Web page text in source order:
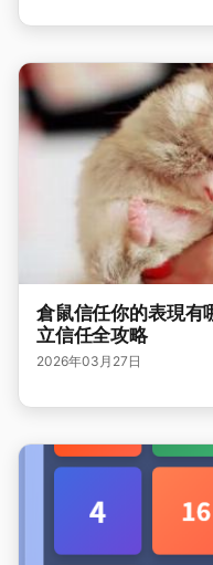
倉鼠信任你的表現有
立信任全攻略
2026年03月27日